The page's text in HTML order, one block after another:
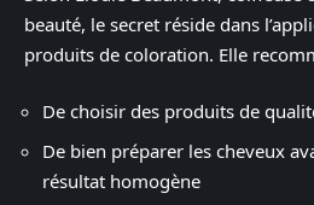
beauté, le secret réside dans
produits de coloration. Elle
De choisir des produits de
De bien préparer les cheveux
résultat homogène